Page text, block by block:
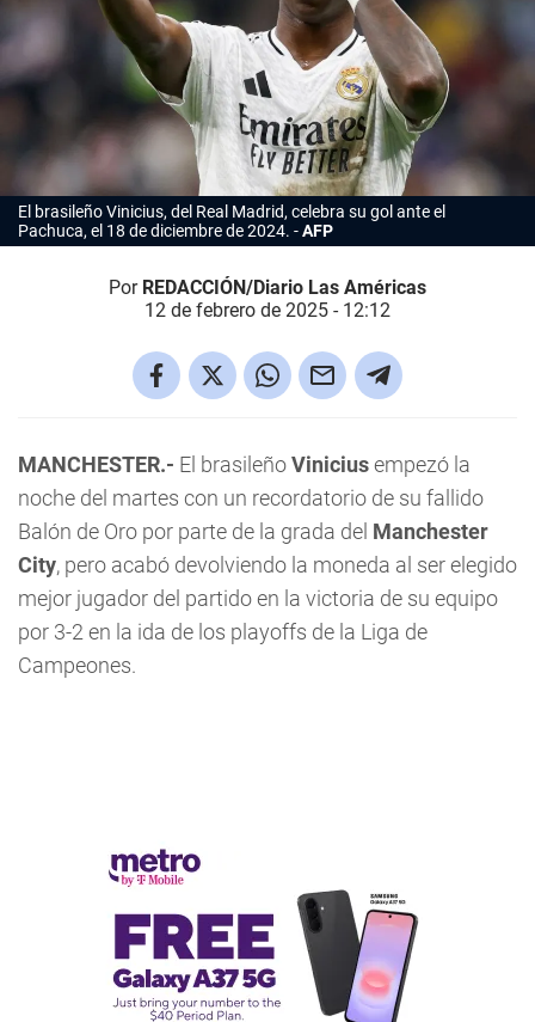
El brasileño Vinicius, del Real Madrid, celebra su gol ante el
Pachuca, el 18 de diciembre de 2024.
AFP
Por REDACCIÓN/Diario Las Américas
12 de febrero de 2025 - 12:12
MANCHESTER.- El brasileñoViniciusempezó la
noche del martes con un recordatorio de su fallido
Balón de Oro por parte de la grada del Manchester
City, pero acabó devolviendo la moneda al ser elegido
mejor jugador del partido en la victoria de su equipo
por 3-2 en la ida de los playoffs de la Liga de
Campeones.